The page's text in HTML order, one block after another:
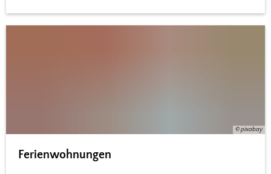
© pixabay
Ferienwohnungen